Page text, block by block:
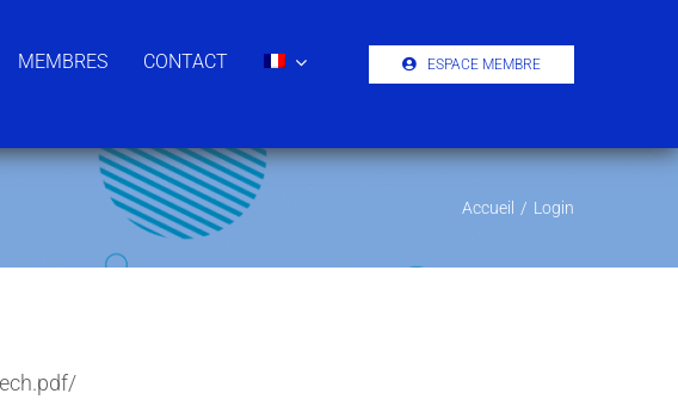
MEMBRES CONTACT ESPACE MEMBRE
Accueil / Login